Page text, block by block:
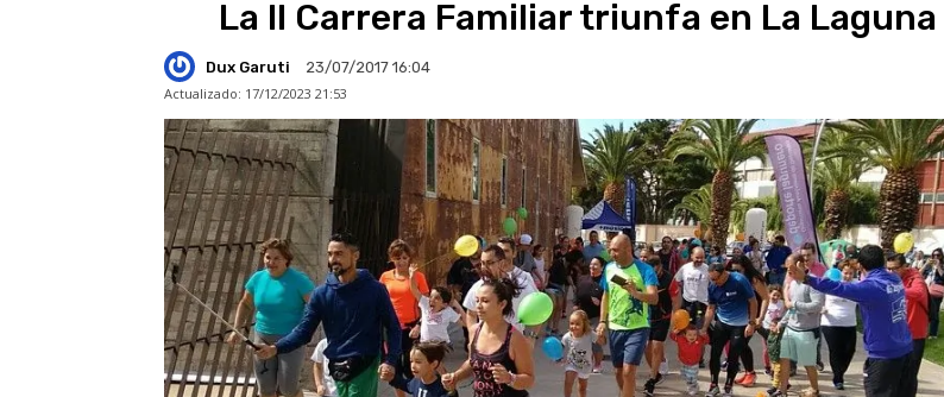
La II Carrera Familiar triunfa en La Laguna
Dux Garuti
23/07/2017 16:04
Actualizado: 17/12/2023 21:53